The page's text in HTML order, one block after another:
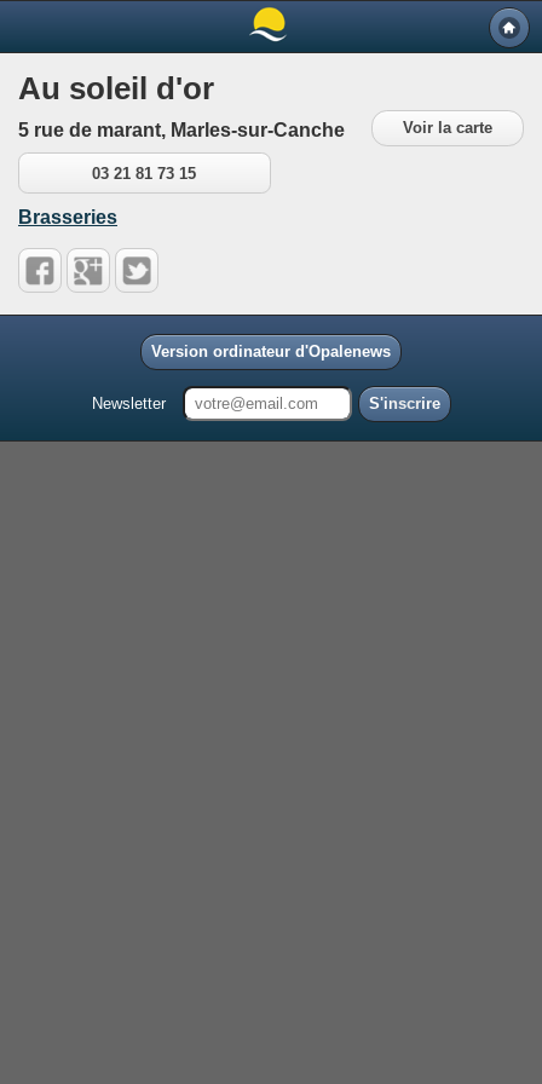
Au soleil d'or
Voir la carte
5 rue de marant, Marles-sur-Canche
03 21 81 73 15
Brasseries
Version ordinateur d'Opalenews
Newsletter S'inscrire